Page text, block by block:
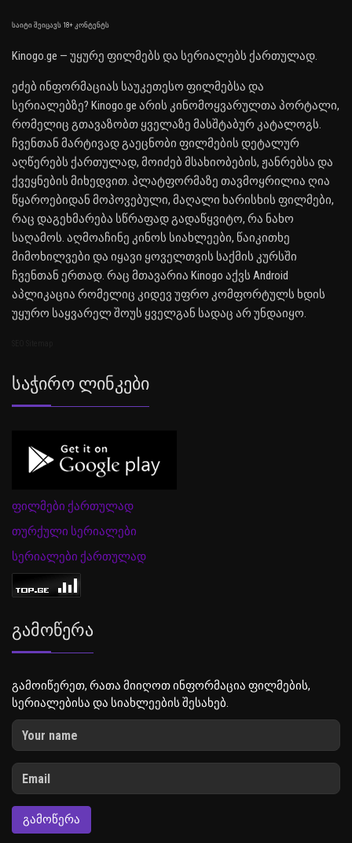
საიტი შეიცავს 18+ კონტენტს
Kinogo.ge — უყურე ფილმებს და სერიალებს ქართულად.
ეძებ ინფორმაციას საუკეთესო ფილმებსა და
სერიალებზე? Kinogo.ge არის კინომოყვარულთა პორტალი,
რომელიც გთავაზობთ ყველაზე მასშტაბურ კატალოგს.
ჩვენთან მარტივად გაეცნობი ფილმების დეტალურ
აღწერებს ქართულად, მოიძებ მსახიობების, ჟანრებსა და
ქვეყნების მიხედვით. პლატფორმაზე თავმოყრილია ღია
წყაროებიდან მოპოვებული, მაღალი ხარისხის ფილმები,
რაც დაგეხმარება სწრაფად გადაწყვიტო, რა ნახო
საღამოს. აღმოაჩინე კინოს სიახლეები, წაიკითხე
მიმოხილვები და იყავი ყოველთვის საქმის კურსში
ჩვენთან ერთად. რაც მთავარია Kinogo აქვს Android
აპლიკაცია რომელიც კიდევ უფრო კომფორტულს ხდის
უყურო საყვარელ შოუს ყველგან სადაც არ უნდაიყო.
Საჭირო Ლინკები
ფილმები ქართულად
თურქული სერიალები
სერიალები ქართულად
Გამოწერა
გამოიწერეთ, რათა მიიღოთ ინფორმაცია ფილმების,
სერიალებისა და სიახლეების შესახებ.
ᲒᲐᲛᲝᲬᲔᲠᲐ